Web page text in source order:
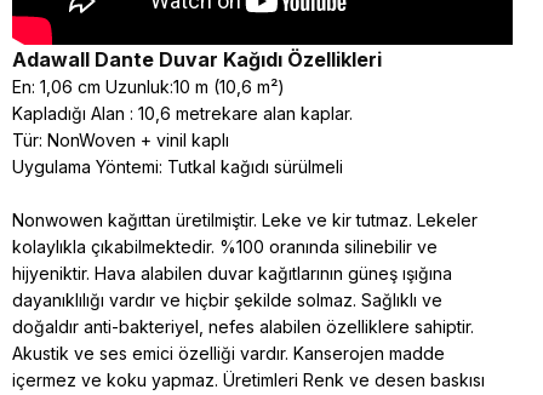
Adawall Dante Duvar Kağıdı Özellikleri
En: 1,06 cm Uzunluk:10 m (10,6 m²)
Kapladığı Alan : 10,6 metrekare alan kaplar.
Tür: NonWoven + vinil kaplı
Uygulama Yöntemi: Tutkal kağıdı sürülmeli
Nonwowen kağıttan üretilmiştir. Leke ve kir tutmaz. Lekeler
kolaylıkla çıkabilmektedir. %100 oranında silinebilir ve
hijyeniktir. Hava alabilen duvar kağıtlarının güneş ışığına
dayanıklılığı vardır ve hiçbir şekilde solmaz. Sağlıklı ve
doğaldır anti-bakteriyel, nefes alabilen özelliklere sahiptir.
Akustik ve ses emici özelliği vardır. Kanserojen madde
içermez ve koku yapmaz. Üretimleri Renk ve desen baskısı